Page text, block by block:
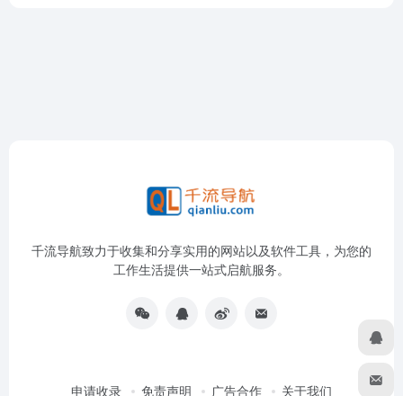
千流导航致力于收集和分享实用的网站以及软件工具，为您的
工作生活提供一站式启航服务。
申请收录 免责声明 广告合作 关于我们